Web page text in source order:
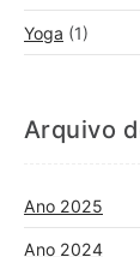
Yoga (1)
Arquivo
Ano 2025
Ano 2024